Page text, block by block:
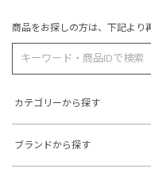
商品をお探しの方は、下記より
カテゴリーから探す
ブランドから探す